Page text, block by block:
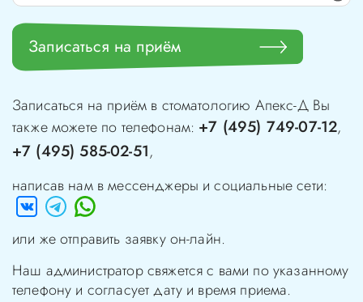
Записаться на приём
Записаться на приём в стоматологию Апекс-ДВы
также можете по телефонам: +7 (495) 749-07-12,
+7 (495) 585-02-51,
написав нам в мессенджеры и социальные сети:
или же отправить заявку он-лайн.
Наш администратор свяжется с вами по указанному
телефону и согласует дату и время приема.